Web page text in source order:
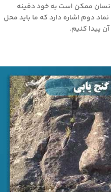
ممکن است به خود دفینه
دوم اشاره دارد که ما باید محل
پیدا کنیم.